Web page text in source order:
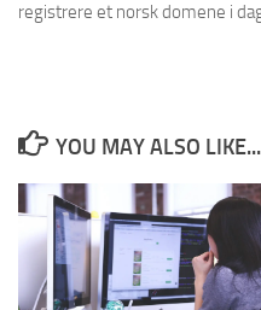
registrere et norsk domene i
YOU MAY ALSO LIKE...